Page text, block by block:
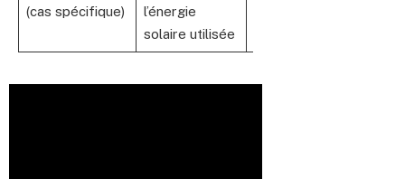
(cas spécifique)
l’énergie
solaire utilisée